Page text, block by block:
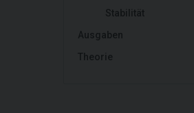
Stabilität
Ausgaben
Theorie